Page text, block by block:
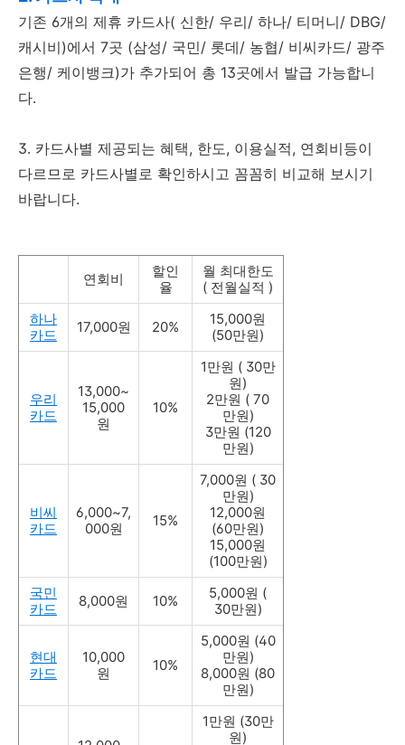
기존 6개의 제휴 카드사( 신한/ 우리/ 하나/ 티머니/ DBG/
캐시비)에서 7곳 (삼성/ 국민/ 롯데/ 농협/ 비씨카드/ 광주
은행/ 케이뱅크)가 추가되어 총 13곳에서 발급 가능합니
다.
3. 카드사별 제공되는 혜택, 한도, 이용실적, 연회비등이
다르므로 카드사별로 확인하시고 꼼꼼히 비교해 보시기
바랍니다.
연회비
할인
율
월 최대한도
( 전월실적 )
하나
카드
17,000원 20%
15,000원
(50만원)
우리
카드
13,000~
15,000
원
10%
1만원 ( 30만
원)
2만원 ( 70
만원)
3만원 (120
만원)
비씨
카드
6,000~7,
000원
15%
7,000원 ( 30
만원)
12,000원
(60만원)
15,000원
(100만원)
국민
카드
8,000원 10%
5,000원 (
30만원)
현대
카드
10,000
원
10%
5,000원 (40
만원)
8,000원 (80
만원)
1만원 (30만
원)